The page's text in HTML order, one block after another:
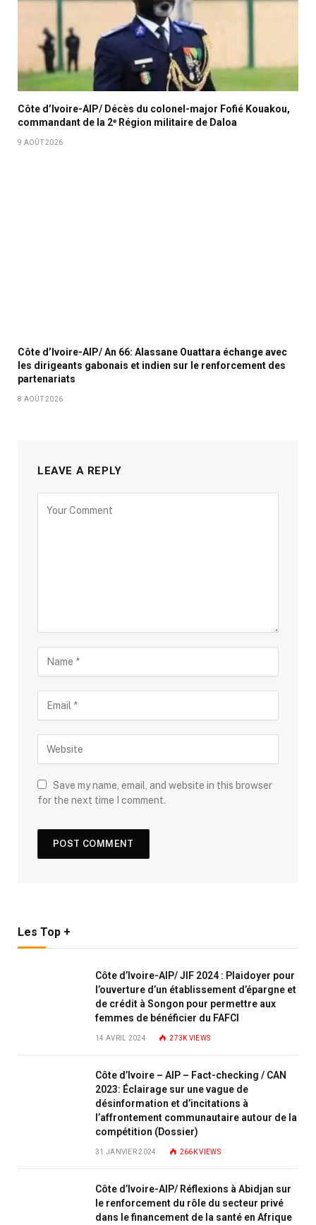
Côte d’Ivoire-AIP/ Décès du colonel-major Fofié Kouakou,
commandant de la 2ᵉ Région militaire de Daloa
9 AOÛT 2026
Côte d’Ivoire-AIP/ An 66: Alassane Ouattara échange avec
les dirigeants gabonais et indien sur le renforcement des
partenariats
8 AOÛT 2026
LEAVE A REPLY
Save my name, email, and website in this browser
for the next time I comment.
Les Top +
Côte d’Ivoire-AIP/ JIF 2024 : Plaidoyer pour
l’ouverture d’un établissement d’épargne et
de crédit à Songon pour permettre aux
femmes de bénéficier du FAFCI
14 AVRIL 2024 273K VIEWS
Côte d’Ivoire – AIP – Fact-checking / CAN
2023: Éclairage sur une vague de
désinformation et d’incitations à
l’affrontement communautaire autour de la
compétition (Dossier)
31 JANVIER 2024 266KVIEWS
Côte d’Ivoire-AIP/ Réflexions à Abidjan sur
le renforcement du rôle du secteur privé
dans le financement de la santé en Afrique